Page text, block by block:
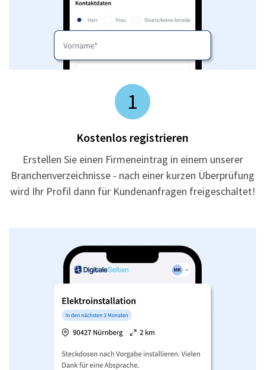
1
Kostenlos registrieren
Erstellen Sie einen Firmeneintrag in einem unserer
Branchenverzeichnisse - nach einer kurzen Überprüfung
wird Ihr Profil dann für Kundenanfragen freigeschaltet!